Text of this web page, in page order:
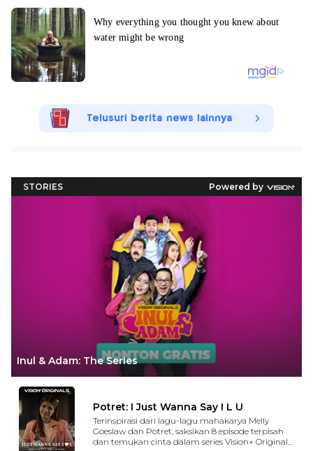
Telusuri berita news lainnya